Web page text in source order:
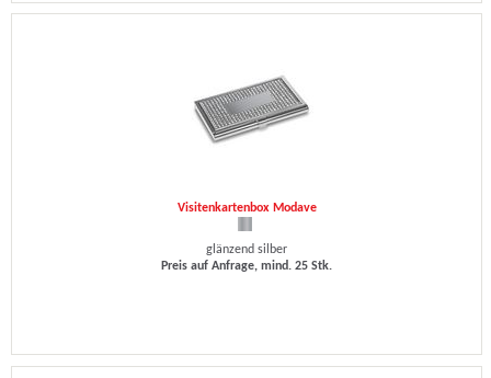
Visitenkartenbox Modave
glänzend silber
Preis auf Anfrage, mind. 25 Stk.